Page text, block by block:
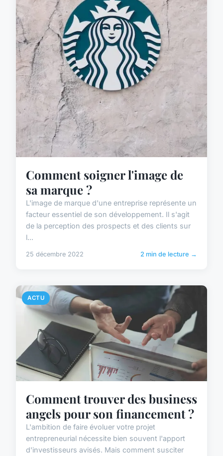
Comment soigner l'image de
sa marque ?
L'image de marque d'une entreprise représente un
facteur essentiel de son développement. Il s'agit
de la perception des prospects et des clients sur
l...
25 décembre 2022 2 min de lecture →
ACTU
Comment trouver des business
angels pour son financement ?
L'ambition de faire évoluer votre projet
entrepreneurial nécessite bien souvent l'apport
d'investisseurs avisés. Mais comment susciter